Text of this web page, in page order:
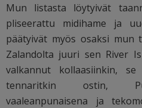
Mun listasta löytyivät
pliseerattu midihame ja
päätyivät myös osaksi mun
Zalandolta juuri sen River
valkannut kollaasiinkin,
tennaritkin ostin,
vaaleanpunaisena ja